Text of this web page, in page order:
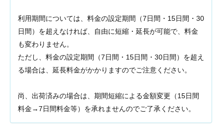
利用期間については、料金の設定期間（7日間・15日間・30
日間）を超えなければ、自由に短縮・延長が可能で、料金
も変わりません。
ただし、料金の設定期間（7日間・15日間・30日間）を超え
る場合は、延長料金がかかりますのでご注意ください。
尚、出荷済みの場合は、期間短縮による金額変更（15日間
料金→7日間料金等）を承れませんのでご了承ください。